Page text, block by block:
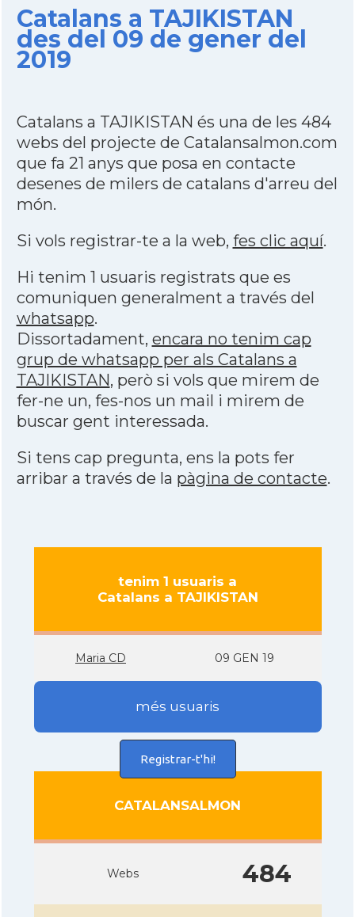
Catalans a TAJIKISTAN
des del 09 de gener del
2019
Catalans a TAJIKISTAN és una de les 484
webs del projecte de Catalansalmon.com
que fa 21 anys que posa en contacte
desenes de milers de catalans d'arreu del
món.
Si vols registrar-te a la web, fes clic aquí.
Hi tenim 1 usuaris registrats que es
comuniquen generalment a través del
whatsapp.
Dissortadament, encara no tenim cap
grup de whatsapp per als Catalans a
TAJIKISTAN, però si vols que mirem de
fer-ne un, fes-nos un mail i mirem de
buscar gent interessada.
Si tens cap pregunta, ens la pots fer
arribar a través de la pàgina de contacte.
tenim 1 usuaris a
Catalans a TAJIKISTAN
Maria CD 09 GEN 19
més usuaris
Registrar-t'hi!
CATALANSALMON
Webs 484